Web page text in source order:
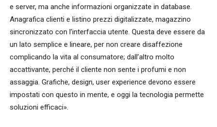
e server, ma anche informazioni organizzate in database.
Anagrafica clienti e listino prezzi digitalizzate, magazzino
sincronizzato con l’interfaccia utente. Questa deve essere da
un lato semplice e lineare, per non creare disaffezione
complicando la vita al consumatore; dall’altro molto
accattivante, perché il cliente non sente i profumi e non
assaggia. Grafiche, design, user experience devono essere
impostati con questo in mente, e oggi la tecnologia permette
soluzioni efficaci».